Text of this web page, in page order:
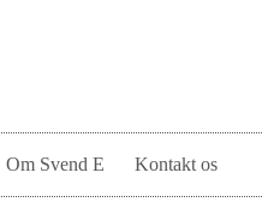
Om Svend E Kontakt os